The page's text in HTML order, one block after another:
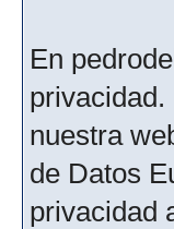
En
nuestra
de Datos
privacidad